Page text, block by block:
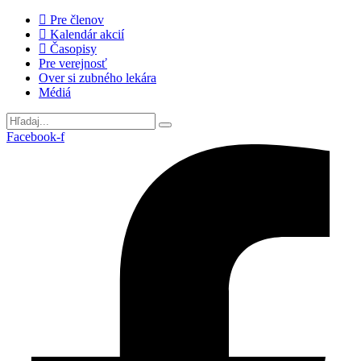
Preskočiť
obsah
Pre členov
Kalendár akcií
Časopisy
Pre verejnosť
Over si zubného lekára
Médiá
Facebook-f